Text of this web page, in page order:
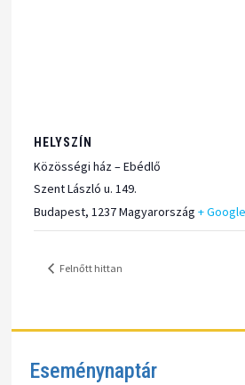
HELYSZÍN
Közösségi ház – Ebédlő
Szent László u. 149.
Budapest, 1237Magyarország +
Felnőtt hittan
Eseménynaptár